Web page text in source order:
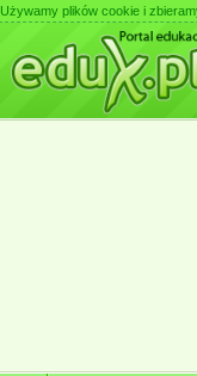
Używamy plików cookie i